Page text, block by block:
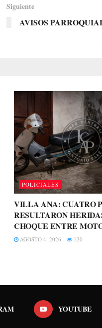
Siguiente
AVISOS
POLICIALES
VILLA ANA: CUATRO
RESULTARON
CHOQUE ENTRE
AGOSTO 4, 2026 120
YOUTUBE